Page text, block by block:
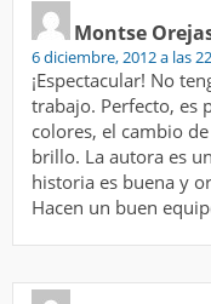
Montse
6 diciembre, 2012 a las
¡Espectacular! No
trabajo. Perfecto, es
colores, el cambio
brillo. La autora es
historia es buena y
Hacen un buen